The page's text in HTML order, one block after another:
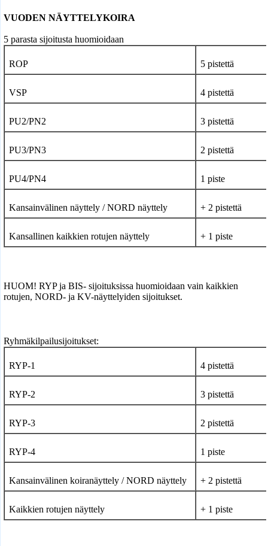
VUODEN NÄYTTELYKOIRA
5 parasta sijoitusta huomioidaan
ROP 5 pistettä
VSP 4 pistettä
PU2/PN2 3 pistettä
PU3/PN3 2 pistettä
PU4/PN4 1 piste
Kansainvälinen näyttely / NORD näyttely + 2 pistettä
Kansallinen kaikkien rotujen näyttely + 1 piste
HUOM! RYP ja BIS- sijoituksissa huomioidaan vain kaikkien
rotujen, NORD- ja KV-näyttelyiden sijoitukset.
Ryhmäkilpailusijoitukset:
RYP-1 4 pistettä
RYP-2 3 pistettä
RYP-3 2 pistettä
RYP-4 1 piste
Kansainvälinen koiranäyttely / NORD näyttely + 2 pistettä
Kaikkien rotujen näyttely + 1 piste